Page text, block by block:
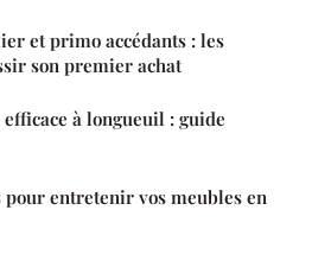
et primo accédants : les
son premier achat
à longueuil : guide
pour entretenir vos meubles en